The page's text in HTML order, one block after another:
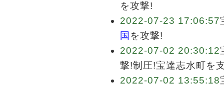
を攻撃!
2022-07-23 17:06:57
国 を攻撃!
2022-07-02 20:30:12
撃!制圧!宝達志水町を
2022-07-02 13:55:18